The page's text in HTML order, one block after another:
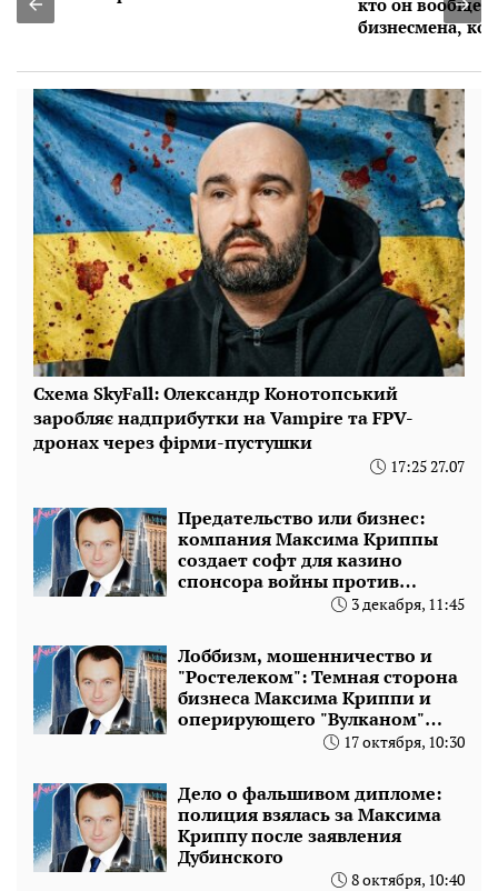
бизнесмена, который на 15 лет старше
Схема SkyFall: Олександр Конотопський
заробляє надприбутки на Vampire та FPV-
дронах через фірми-пустушки
17:25 27.07
Предательство или бизнес:
компания Максима Криппы
создает софт для казино
спонсора войны против
3 декабря, 11:45
Лоббизм, мошенничество и
"Ростелеком": Темная сторона
бизнеса Максима Криппи и
оперирующего "Вулканом"
Макса Полякова
17 октября, 10:30
Дело о фальшивом дипломе:
полиция взялась за Максима
Криппу после заявления
Дубинского
8 октября, 10:40